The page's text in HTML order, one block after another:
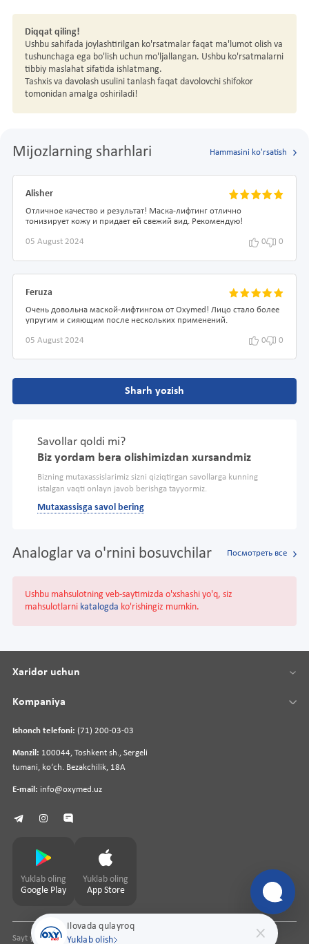
Diqqat qiling!
Ushbu sahifada joylashtirilgan ko'rsatmalar faqat ma'lumot olish va
tushunchaga ega bo'lish uchun mo'ljallangan. Ushbu ko'rsatmalarni
tibbiy maslahat sifatida ishlatmang.
Tashxis va davolash usulini tanlash faqat davolovchi shifokor
tomonidan amalga oshiriladi!
Mijozlarning sharhlari Hammasini ko'rsatish
Alisher
Отличное качество и результат! Маска-лифтинг отлично
тонизирует кожу и придает ей свежий вид. Рекомендую!
05 August 2024 0 0
Feruza
Очень довольна маской-лифтингом от Oxymed! Лицо стало более
упругим и сияющим после нескольких применений.
05 August 2024 0 0
Sharh yozish
Savollar qoldi mi?
Biz yordam bera olishimizdan xursandmiz
Bizning mutaxassislarimiz sizni qiziqtirgan savollarga kunning
istalgan vaqti onlayn javob berishga tayyormiz.
Mutaxassisga savol bering
Analoglar va o'rnini bosuvchilar Посмотреть все
Ushbu mahsulotning veb-saytimizda o'xshashi yo'q, siz
mahsulotlarni katalogda ko'rishingiz mumkin.
Ilovada qulayroq
Yuklab olish
Ishonch telefoni: (71) 200-03-03
Manzil: 100044, Toshkent sh., Sergeli
tumani, koʻch. Bezakchilik, 18A
E-mail: info@oxymed.uz
Xaridor uchun
Kompaniya
Yuklab oling
Google Play
Yuklab oling
App Store
Sayt yaratuvchipharmit.uz